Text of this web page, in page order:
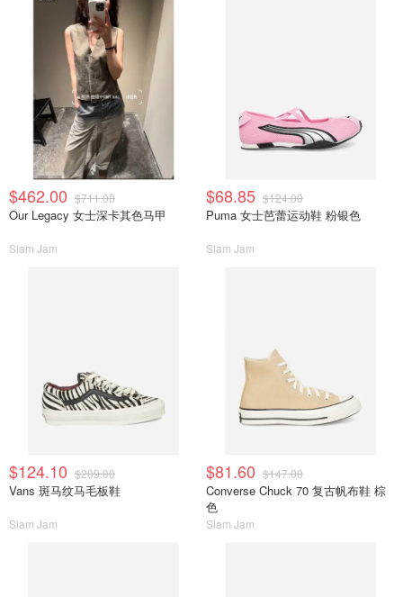
$462.00 $711.00
Our Legacy 女士深卡其色马甲
Slam Jam
$68.85 $124.00
Puma 女士芭蕾运动鞋 粉银色
Slam Jam
$124.10 $209.00
Vans 斑马纹马毛板鞋
Slam Jam
$81.60 $147.00
Converse Chuck 70 复古帆布鞋 棕
色
Slam Jam